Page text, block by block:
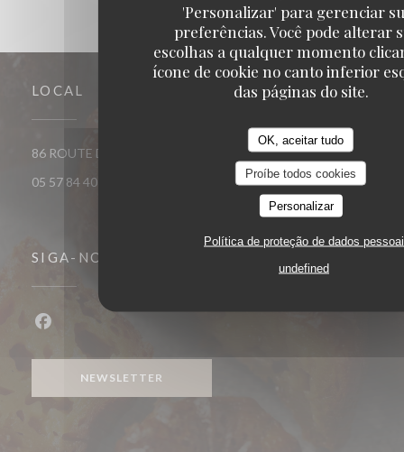
'Personalizar' para gerenciar
preferências. Você pode alterar
escolhas a qualquer momento
ícone de cookie no canto inferior
das páginas do site.
OK, aceitar tudo
Proíbe todos cookies
Personalizar
Política de proteção de dados
undefined
LOCAL
86 ROUTE DE CATUSSEAU 33500 POMEROL((abre numa nova
05 57 84 40 40
SIGA-NOS
NEWSLETTER